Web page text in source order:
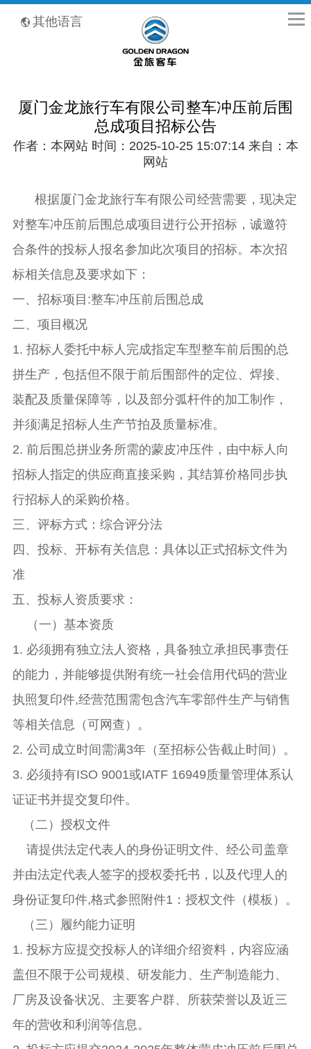
其他语言
厦门金龙旅行车有限公司整车冲压前后围
总成项目招标公告
作者：本网站 时间：2025-10-25 15:07:14 来自：本
网站
根据厦门金龙旅行车有限公司经营需要，现决定
对整车冲压前后围总成项目进行公开招标，诚邀符
合条件的投标人报名参加此次项目的招标。本次招
标相关信息及要求如下：
一、招标项目:整车冲压前后围总成
二、项目概况
1. 招标人委托中标人完成指定车型整车前后围的总
拼生产，包括但不限于前后围部件的定位、焊接、
装配及质量保障等，以及部分弧杆件的加工制作，
并须满足招标人生产节拍及质量标准。
2. 前后围总拼业务所需的蒙皮冲压件，由中标人向
招标人指定的供应商直接采购，其结算价格同步执
行招标人的采购价格。
三、评标方式：综合评分法
四、投标、开标有关信息：具体以正式招标文件为
准
五、投标人资质要求：
（一）基本资质
1. 必须拥有独立法人资格，具备独立承担民事责任
的能力，并能够提供附有统一社会信用代码的营业
执照复印件,经营范围需包含汽车零部件生产与销售
等相关信息（可网查）。
2. 公司成立时间需满3年（至招标公告截止时间）。
3. 必须持有ISO 9001或IATF 16949质量管理体系认
证证书并提交复印件。
（二）授权文件
请提供法定代表人的身份证明文件、经公司盖章
并由法定代表人签字的授权委托书，以及代理人的
身份证复印件,格式参照附件1：授权文件（模板）。
（三）履约能力证明
1. 投标方应提交投标人的详细介绍资料，内容应涵
盖但不限于公司规模、研发能力、生产制造能力、
厂房及设备状况、主要客户群、所获荣誉以及近三
年的营收和利润等信息。